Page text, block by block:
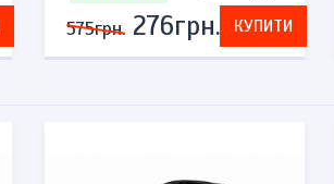
575грн. 276грн. КУПИТИ